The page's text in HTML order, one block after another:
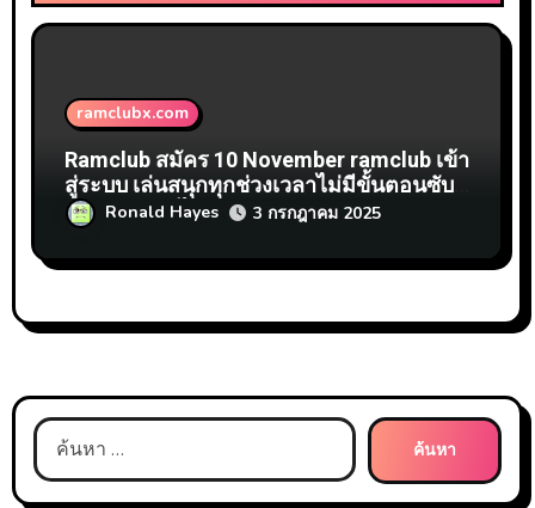
ramclubx.com
Ramclub สมัคร 10 November ramclub เข้า
สู่ระบบ เล่นสนุกทุกช่วงเวลาไม่มีขั้นตอนซับ
ซ้อนถอนเงินได้จริง Top 24 by Minna
Ronald Hayes 3 กรกฎาคม 2025
ค้นหา
สำหรับ: